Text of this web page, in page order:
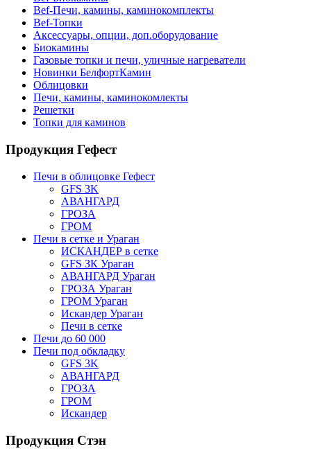
Bef-Печи, камины, каминокомплекты
Bef-Топки
Аксессуары, опции, доп.оборудование
Биокамины
Газовые топки и печи, уличные нагреватели
Новинки БелфортКамин
Облицовки
Печи, камины, каминокомлекты
Решетки
Топки для каминов
Продукция Гефест
Печи в облицовке Гефест
GFS 3K
АВАНГАРД
ГРОЗА
ГРОМ
Печи в сетке и Ураган
ИСКАНДЕР в сетке
GFS ЗК Ураган
АВАНГАРД Ураган
ГРОЗА Ураган
ГРОМ Ураган
Искандер Ураган
Печи в сетке
Печи до 60 000
Печи под обкладку
GFS 3K
АВАНГАРД
ГРОЗА
ГРОМ
Искандер
Продукция Стэн